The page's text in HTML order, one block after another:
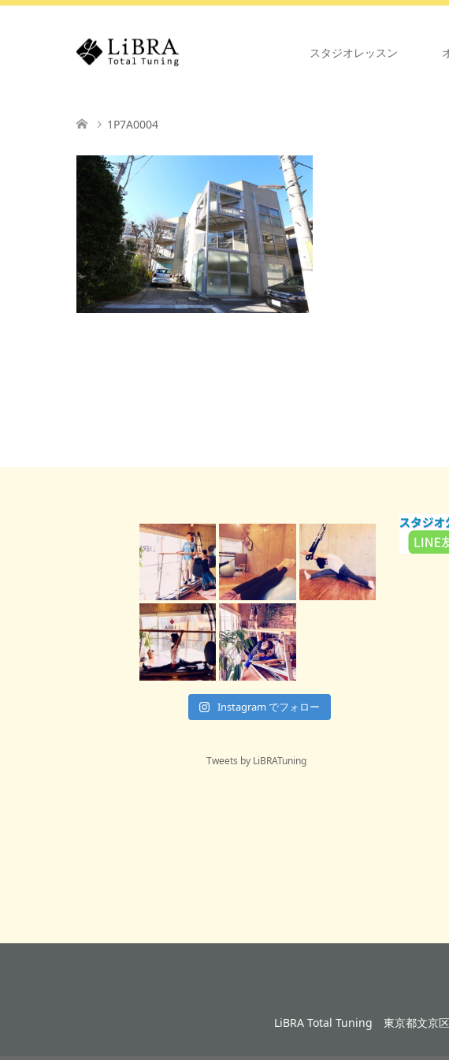
スタジオレッスン
1P7A0004
Instagram でフォロー
Tweets by LiBRATuning
LiBRA Total Tuning 東京都文京